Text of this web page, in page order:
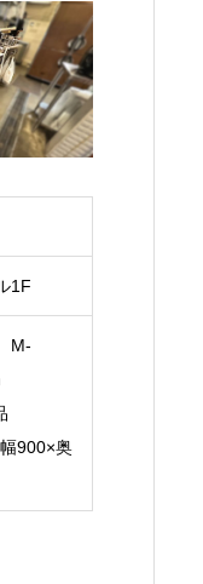
1F
M-
900×奥